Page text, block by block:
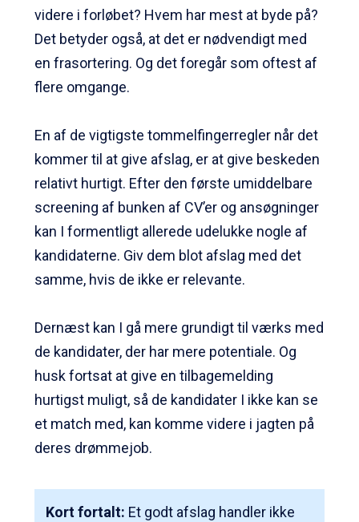
videre i forløbet? Hvem har mest at byde på?
Det betyder også, at det er nødvendigt med
en frasortering. Og det foregår som oftest af
flere omgange.
En af de vigtigste tommelfingerregler når det
kommer til at give afslag, er at give beskeden
relativt hurtigt. Efter den første umiddelbare
screening af bunken af CV’er og ansøgninger
kan I formentligt allerede udelukke nogle af
kandidaterne. Giv dem blot afslag med det
samme, hvis de ikke er relevante.
Dernæst kan I gå mere grundigt til værks med
de kandidater, der har mere potentiale. Og
husk fortsat at give en tilbagemelding
hurtigst muligt, så de kandidater I ikke kan se
et match med, kan komme videre i jagten på
deres drømmejob.
Kort fortalt: Et godt afslag handler ikke